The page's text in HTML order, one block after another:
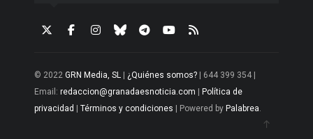
© 2022 GRN Media, SL | ¿Quiénes somos? | 644 399 354 |
Email: redaccion@granadaesnoticia.com | Política de
privacidad | Términos y condiciones | Powered by Palabrea